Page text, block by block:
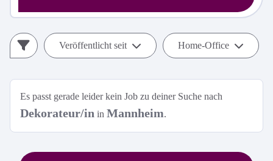
Veröffentlicht seit Home-Office
Es passt gerade leider kein Job zu deiner Suche nach
Dekorateur/in in Mannheim.